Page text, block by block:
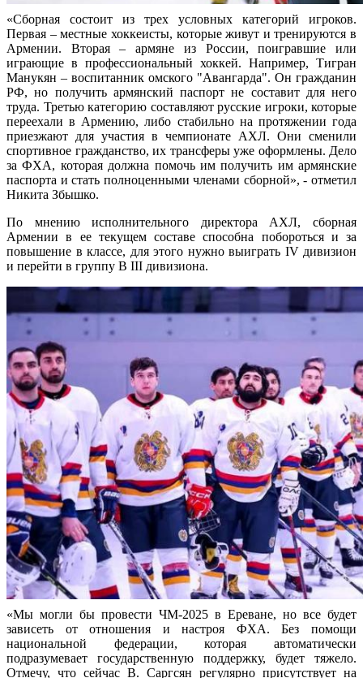
«Сборная состоит из трех условных категорий игроков.
Первая – местные хоккеисты, которые живут и тренируются в
Армении. Вторая – армяне из России, поигравшие или
играющие в профессиональный хоккей. Например, Тигран
Манукян – воспитанник омского "Авангарда". Он гражданин
РФ, но получить армянский паспорт не составит для него
труда. Третью категорию составляют русские игроки, которые
переехали в Армению, либо стабильно на протяжении года
приезжают для участия в чемпионате АХЛ. Они сменили
спортивное гражданство, их трансферы уже оформлены. Дело
за ФХА, которая должна помочь им получить им армянские
паспорта и стать полноценными членами сборной», - отметил
Никита Збышко.
По мнению исполнительного директора АХЛ, сборная
Армении в ее текущем составе способна побороться и за
повышение в классе, для этого нужно выиграть IV дивизион
и перейти в группу B III дивизиона.
«Мы могли бы провести ЧМ-2025 в Ереване, но все будет
зависеть от отношения и настроя ФХА. Без помощи
национальной федерации, которая автоматически
подразумевает государственную поддержку, будет тяжело.
Отмечу, что сейчас В. Саргсян регулярно присутствует на